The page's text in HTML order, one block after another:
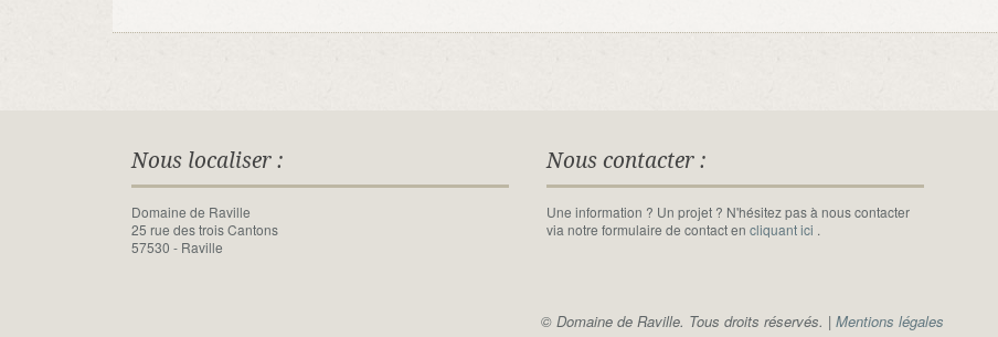
Nous localiser :
Domaine de Raville
25 rue des trois Cantons
57530 - Raville
Nous contacter :
Une information ? Un projet ? N'hésitez pas à nous contacter
via notre formulaire de contact encliquant ici .
© Domaine de Raville. Tous droits réservés. | Mentions légales